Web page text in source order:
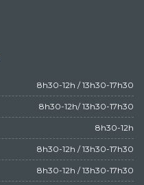
8h30-12h / 13h30-17h30
8h30-12h/ 13h30-17h30
8h30-12h
8h30-12h / 13h30-17h30
8h30-12h / 13h30-17h30